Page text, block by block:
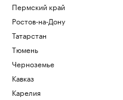
Пермский край
Ростов-на-Дону
Татарстан
Тюмень
Черноземье
Кавказ
Карелия